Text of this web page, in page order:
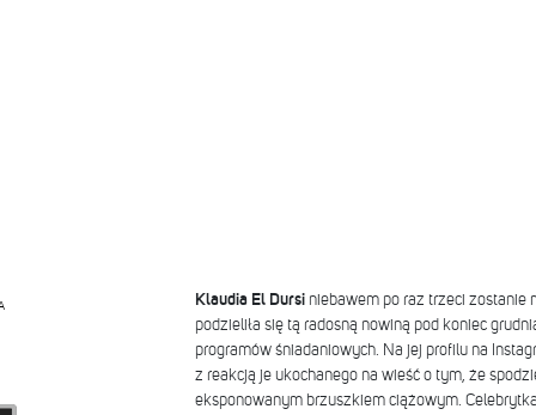
Klaudia El Dursi niebawem po raz trzeci zostanie
podzieliła się tą radosną nowiną pod koniec
programów śniadaniowych. Na jej profilu na
z reakcją je ukochanego na wieść o tym, że
eksponowanym brzuszkiem ciążowym.